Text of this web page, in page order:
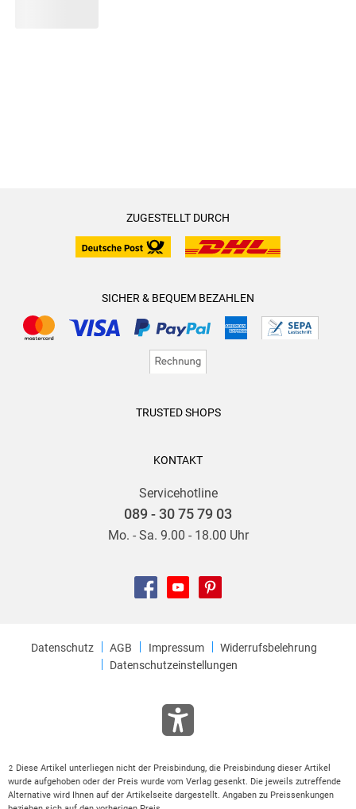
ZUGESTELLT DURCH
SICHER & BEQUEM BEZAHLEN
TRUSTED SHOPS
KONTAKT
Servicehotline
089 - 30 75 79 03
Mo. - Sa. 9.00 - 18.00 Uhr
Datenschutz AGB Impressum
Widerrufsbelehrung
Datenschutzeinstellungen
2
Diese Artikel unterliegen nicht der Preisbindung, die Preisbindung dieser Artikel
wurde aufgehoben oder der Preis wurde vom Verlag gesenkt. Die jeweils zutreffende
Alternative wird Ihnen auf der Artikelseite dargestellt. Angaben zu Preissenkungen